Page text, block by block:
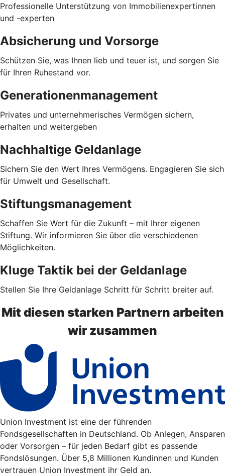
Professionelle Unterstützung von Immobilienexpertinnen
und -experten
Absicherung und Vorsorge
Schützen Sie, was Ihnen lieb und teuer ist, und sorgen Sie
für Ihren Ruhestand vor.
Generationenmanagement
Privates und unternehmerisches Vermögen sichern,
erhalten und weitergeben
Nachhaltige Geldanlage
Sichern Sie den Wert Ihres Vermögens. Engagieren Sie sich
für Umwelt und Gesellschaft.
Stiftungsmanagement
Schaffen Sie Wert für die Zukunft – mit Ihrer eigenen
Stiftung. Wir informieren Sie über die verschiedenen
Möglichkeiten.
Kluge Taktik bei der Geldanlage
Stellen Sie Ihre Geldanlage Schritt für Schritt breiter auf.
Mit diesen starken Partnern arbeiten
wir zusammen
Union Investment ist eine der führenden
Fondsgesellschaften in Deutschland. Ob Anlegen, Ansparen
oder Vorsorgen – für jeden Bedarf gibt es passende
Fondslösungen. Über 5,8 Millionen Kundinnen und Kunden
vertrauen Union Investment ihr Geld an.